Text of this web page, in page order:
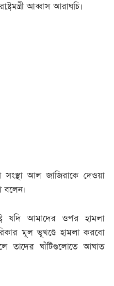
আব্বাস আরাঘচি।
সংস্থা আল জাজিরাকে দেওয়া
বলেন।
যদি আমাদের ওপর হামলা
মূল ভূখণ্ডে হামলা করবো
তাদের ঘাঁটিগুলোতে আঘাত